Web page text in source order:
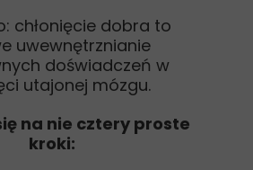
chłonięcie dobra to
uwewnętrznianie
doświadczeń w
utajonej mózgu.
na nie cztery proste
kroki: